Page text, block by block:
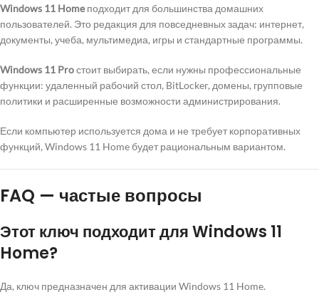
Windows 11 Homeподходит для большинства домашних
пользователей. Это редакция для повседневных задач: интернет,
документы, учеба, мультимедиа, игры и стандартные программы.
Windows 11 Proстоит выбирать, если нужны профессиональные
функции: удаленный рабочий стол, BitLocker, домены, групповые
политики и расширенные возможности администрирования.
Если компьютер используется дома и не требует корпоративных
функций, Windows 11 Home будет рациональным вариантом.
FAQ — частые вопросы
Этот ключ подходит для Windows 11
Home?
Да, ключ предназначен для активации Windows 11 Home.